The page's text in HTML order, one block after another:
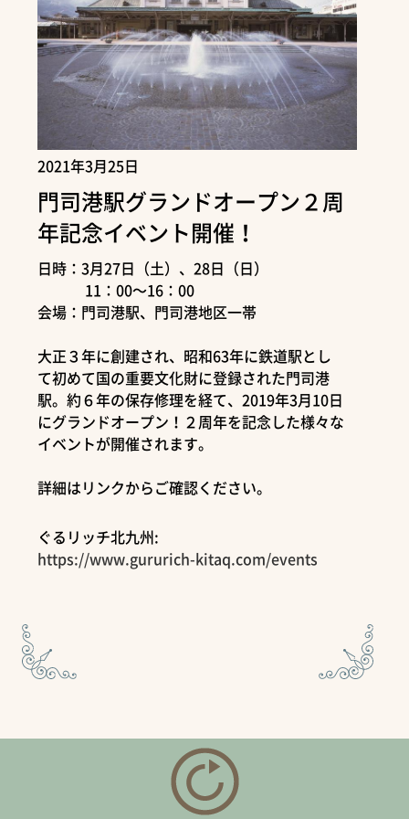
2021年3月25日
門司港駅グランドオープン２周
年記念イベント開催！
日時：3月27日（土）、28日（日）
11：00～16：00
会場：門司港駅、門司港地区一帯
大正３年に創建され、昭和63年に鉄道駅とし
て初めて国の重要文化財に登録された門司港
駅。約６年の保存修理を経て、2019年3月10日
にグランドオープン！２周年を記念した様々な
イベントが開催されます。
詳細はリンクからご確認ください。
ぐるリッチ北九州:
https://www.gururich-kitaq.com/events